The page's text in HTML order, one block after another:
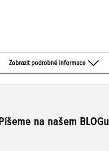
Zobrazit podrobné informace
Píšeme na našem BLOGu